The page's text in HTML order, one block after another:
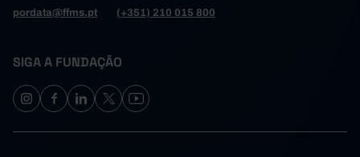
pordata@ffms.pt
(+351) 210 015 800
SIGA A FUNDAÇÃO